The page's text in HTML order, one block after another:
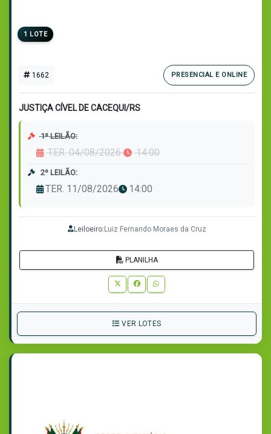
1 LOTE
1662 PRESENCIAL E ONLINE
JUSTIÇA CÍVEL DE CACEQUI/RS
1º LEILÃO:
TER. 04/08/2026 14:00
2º LEILÃO:
TER. 11/08/2026 14:00
Leiloeiro:Luiz Fernando Moraes da Cruz
PLANILHA
VER LOTES